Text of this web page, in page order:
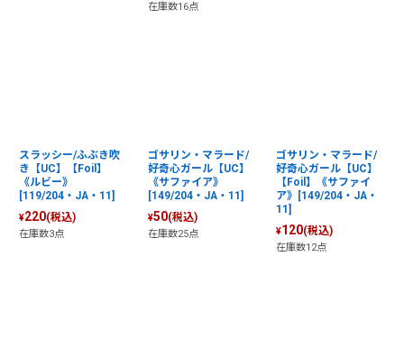
在庫数16点
スラッシー/ふぶき吹
き【UC】【Foil】
《ルビー》
[119/204・JA・11]
¥220(税込)
在庫数3点
ゴサリン・マラード/
好奇心ガール【UC】
《サファイア》
[149/204・JA・11]
¥50(税込)
在庫数25点
ゴサリン・マラード/
好奇心ガール【UC】
【Foil】《サファイ
ア》[149/204・JA・
11]
¥120(税込)
在庫数12点